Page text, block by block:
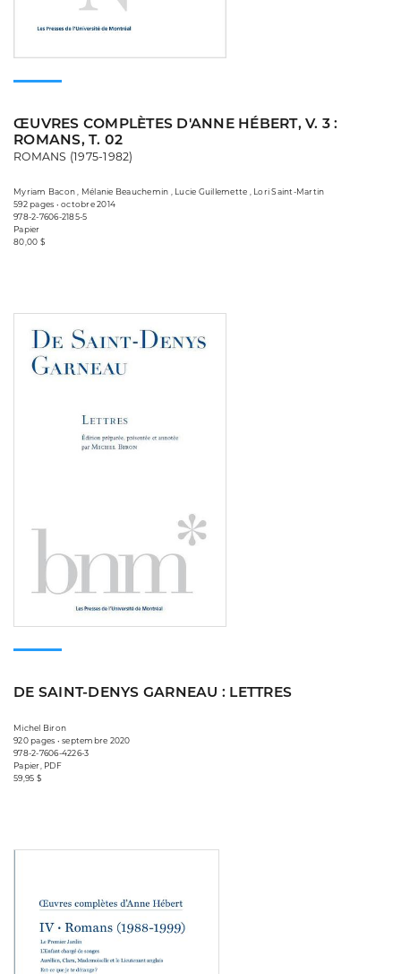
ŒUVRES COMPLÈTES D'ANNE HÉBERT, V. 3 :
ROMANS, T. 02
ROMANS (1975-1982)
Myriam Bacon , Mélanie Beauchemin , Lucie Guillemette , Lori Saint-Martin
592 pages • octobre 2014
978-2-7606-2185-5
Papier
80,00 $
DE SAINT-DENYS GARNEAU : LETTRES
Michel Biron
920 pages • septembre 2020
978-2-7606-4226-3
Papier, PDF
59,95 $